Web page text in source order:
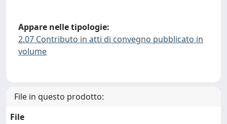
Appare nelle tipologie:
2.07 Contributo in atti di convegno pubblicato in
volume
File in questo prodotto:
File